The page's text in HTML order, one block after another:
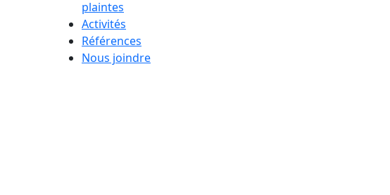
plaintes
Activités
Références
Nous joindre